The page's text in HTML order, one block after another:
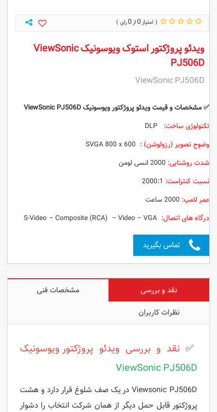
0
0
ویدئو پروژکتور استوک ویوسونیک ViewSonic
PJ506D
ViewSonic PJ506D
✅ مشخصات و قیمت ویدئو پروژکتورویوسونیک ViewSonic PJ506D
تکنولوژی ساخت:
وضوح تصویر (رزولوشن) : SVGA 800 x 600
شدت روشنایی: 2000 انسی لومن
نسبت کنتراست:
عمر لامپ:
درگاه های اتصال:
تماس بگیرید
نقد و بررسی
مشخصات فنی
نظرات کاربران
✅ نقد و بررسی ویدئو پروژکتورویوسونیک
ViewSonic PJ506D
Viewsonic PJ506D
در یک صف شلوغ قرار دارد و هشت
پروژکتور قابل حمل دیگر از همان شرکت انتخاب را دشوار